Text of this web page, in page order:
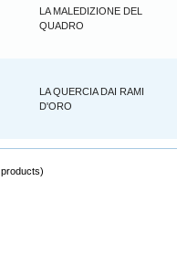
LA MALEDIZIONE DEL
QUADRO
LA QUERCIA DAI RAMI
D'ORO
products)